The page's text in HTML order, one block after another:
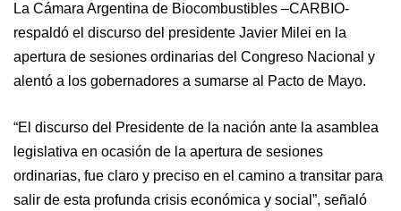
La Cámara Argentina de Biocombustibles –CARBIO-
respaldó el discurso del presidente Javier Milei en la
apertura de sesiones ordinarias del Congreso Nacional y
alentó a los gobernadores a sumarse al Pacto de Mayo.
“El discurso del Presidente de la nación ante la asamblea
legislativa en ocasión de la apertura de sesiones
ordinarias, fue claro y preciso en el camino a transitar para
salir de esta profunda crisis económica y social”, señaló